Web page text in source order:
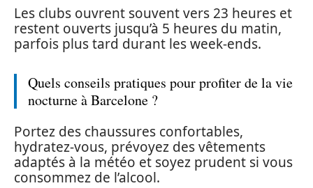
Les clubs ouvrent souvent vers 23 heures et
restent ouverts jusqu’à 5 heures du matin,
parfois plus tard durant les week-ends.
Quels conseils pratiques pour profiter de la vie
nocturne à Barcelone ?
Portez des chaussures confortables,
hydratez-vous, prévoyez des vêtements
adaptés à la météo et soyez prudent si vous
consommez de l’alcool.